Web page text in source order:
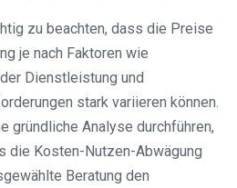
zu beachten, dass die Preise
je nach Faktoren wie
Dienstleistung und
stark variieren können.
gründliche Analyse durchführen,
die Kosten-Nutzen-Abwägung
Beratung den